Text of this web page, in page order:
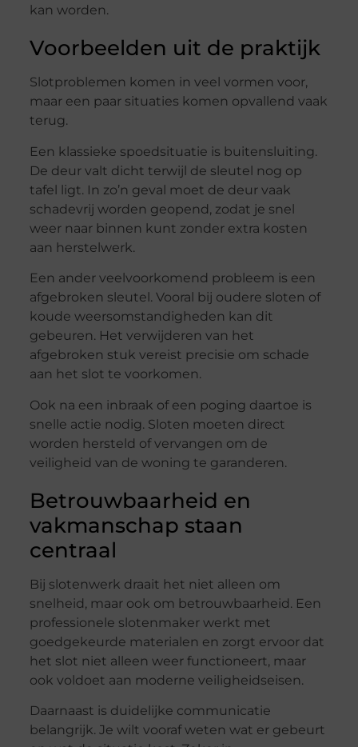
kan worden.
Voorbeelden uit de praktijk
Slotproblemen komen in veel vormen voor,
maar een paar situaties komen opvallend vaak
terug.
Een klassieke spoedsituatie is buitensluiting.
De deur valt dicht terwijl de sleutel nog op
tafel ligt. In zo’n geval moet de deur vaak
schadevrij worden geopend, zodat je snel
weer naar binnen kunt zonder extra kosten
aan herstelwerk.
Een ander veelvoorkomend probleem is een
afgebroken sleutel. Vooral bij oudere sloten of
koude weersomstandigheden kan dit
gebeuren. Het verwijderen van het
afgebroken stuk vereist precisie om schade
aan het slot te voorkomen.
Ook na een inbraak of een poging daartoe is
snelle actie nodig. Sloten moeten direct
worden hersteld of vervangen om de
veiligheid van de woning te garanderen.
Betrouwbaarheid en
vakmanschap staan
centraal
Bij slotenwerk draait het niet alleen om
snelheid, maar ook om betrouwbaarheid. Een
professionele slotenmaker werkt met
goedgekeurde materialen en zorgt ervoor dat
het slot niet alleen weer functioneert, maar
ook voldoet aan moderne veiligheidseisen.
Daarnaast is duidelijke communicatie
belangrijk. Je wilt vooraf weten wat er gebeurt